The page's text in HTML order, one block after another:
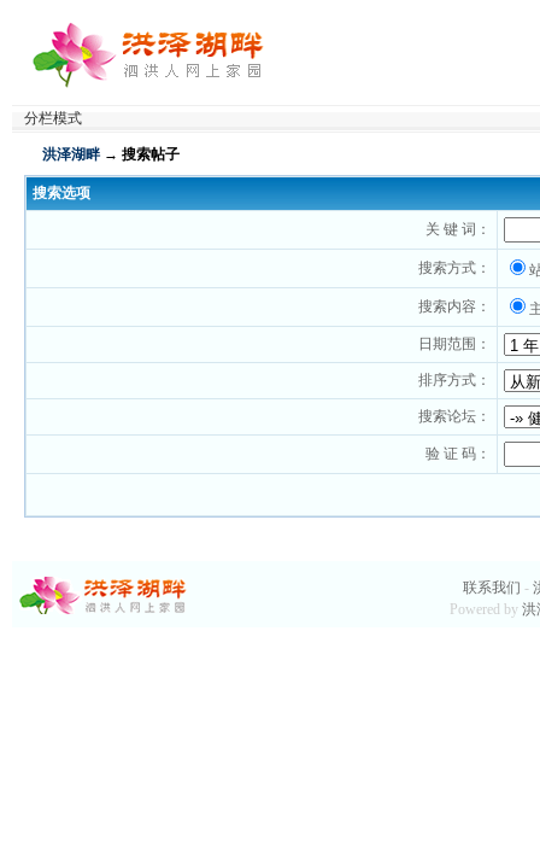
分栏模式
洪泽湖畔 → 搜索帖子
搜索选项
关 键 词：
搜索方式：
搜索内容：
日期范围：
排序方式：
搜索论坛：
验 证 码：
联系我们 -
Powered by 洪